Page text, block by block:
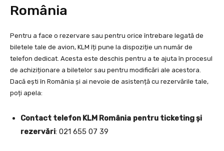
România
Pentru a face o rezervare sau pentru orice întrebare legată de
biletele tale de avion, KLM îți pune la dispoziție un număr de
telefon dedicat. Acesta este deschis pentru a te ajuta în procesul
de achiziționare a biletelor sau pentru modificări ale acestora.
Dacă ești în România și ai nevoie de asistență cu rezervările tale,
poți apela:
Contact telefon KLM România pentru ticketing și
rezervări: 021 655 07 39